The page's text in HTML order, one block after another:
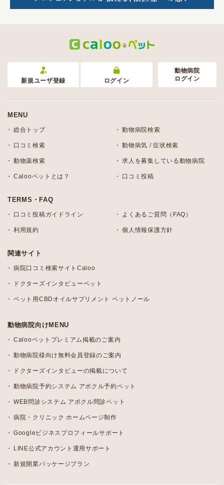
新規ユーザ登録 ログイン
動物病院
ログイン
MENU
総合トップ 動物病院検索
口コミ検索 動物病気 / 症状検索
動物薬検索 求人を募集している動物病院
Calooペットとは？ 口コミ投稿
TERMS・FAQ
口コミ投稿ガイドライン よくあるご質問（FAQ）
利用規約 個人情報保護方針
関連サイト
病院口コミ検索サイトCaloo
ドクターズインタビューペット
ペット用CBDオイルサプリメント ペットノール
動物病院向けMENU
Calooペットプレミアム掲載のご案内
動物病院様向け無料会員登録のご案内
ドクターズインタビューの掲載について
動物病院予約システム アポクル予約ペット
WEB問診システム アポクル問診ペット
病院・クリニック ホームページ制作
Googleビジネスプロフィールサポート
LINE公式アカウント運用サポート
新規開業パッケージプラン